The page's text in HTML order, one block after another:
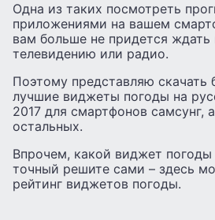
Одна из таких посмотреть
приложениями на вашем
вам больше не придется ждать
телевидению или радио.
Поэтому представляю скачать
лучшие виджеты погоды на
2017 для смартфонов самсунг,
остальных.
Впрочем, какой виджет
точный решите сами – здесь
рейтинг виджетов погоды.